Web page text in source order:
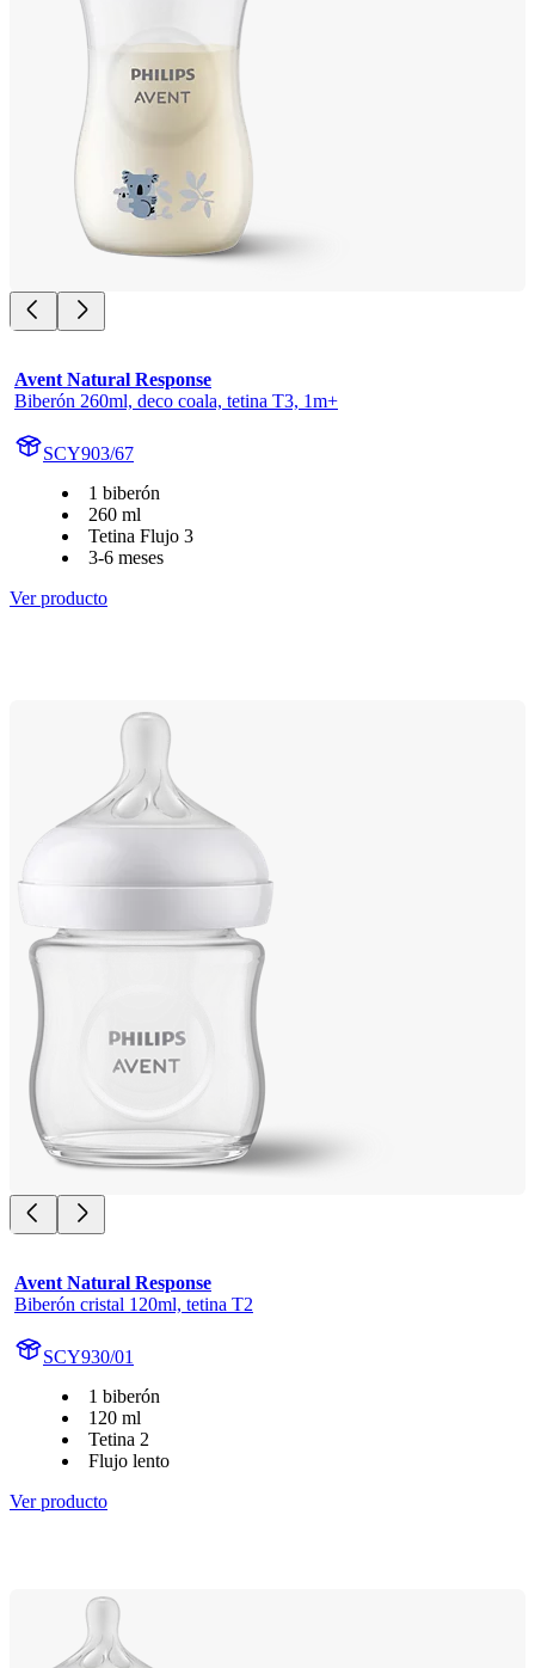
Avent Natural Response
Biberón 260ml, deco coala, tetina T3, 1m+
SCY903/67
1 biberón
260 ml
Tetina Flujo 3
3-6 meses
Ver producto
Avent Natural Response
Biberón cristal 120ml, tetina T2
SCY930/01
1 biberón
120 ml
Tetina 2
Flujo lento
Ver producto